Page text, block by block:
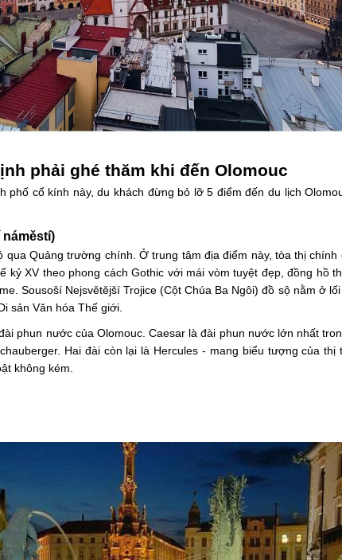
phải ghé thăm khi đến Olomouc
phố cổ kính này, du khách đừng bỏ lỡ 5 điểm đến du lịch
qua Quảng trường chính. Ở trung tâm địa điểm này, tòa thị chính
kỷ XV theo phong cách Gothic với mái vòm tuyệt đẹp, đồng hồ
Sousoší Nejsvětější Trojice (Cột Chúa Ba Ngôi) đồ sộ nằm ở
sản Văn hóa Thế giới.
phun nước của Olomouc. Caesar là đài phun nước lớn nhất
Hai đài còn lại là Hercules - mang biểu tượng của thị
không kém.